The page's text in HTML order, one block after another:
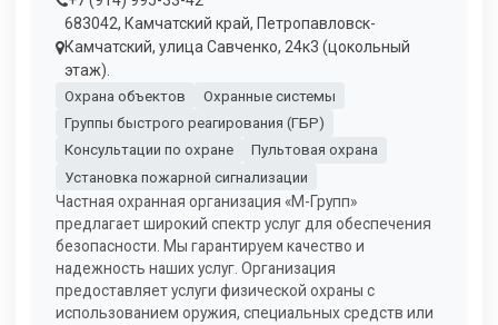
683042, Камчатский край, Петропавловск-
Камчатский, улица Савченко, 24к3 (цокольный
этаж).
Охрана объектов
Охранные системы
Группы быстрого реагирования (ГБР)
Консультации по охране
Пультовая охрана
Установка пожарной сигнализации
Частная охранная организация «М-Групп»
предлагает широкий спектр услуг для обеспечения
безопасности. Мы гарантируем качество и
надежность наших услуг. Организация
предоставляет услуги физической охраны с
использованием оружия, специальных средств или